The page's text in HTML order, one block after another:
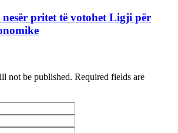
pritet të votohet Ligji për
not be published. Required fields are